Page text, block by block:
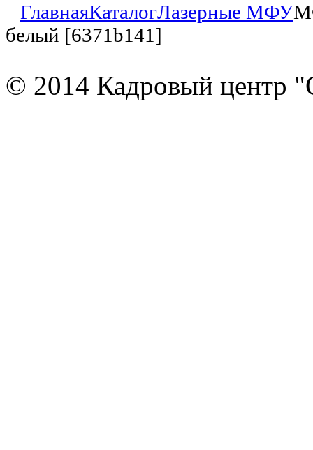
ГлавнаяКаталогЛазерные МФУ
белый [6371b141]
© 2014 Кадровый центр